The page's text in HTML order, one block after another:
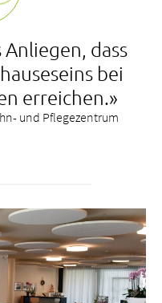
Anliegen, dass
bei
erreichen.»
und Pflegezentrum